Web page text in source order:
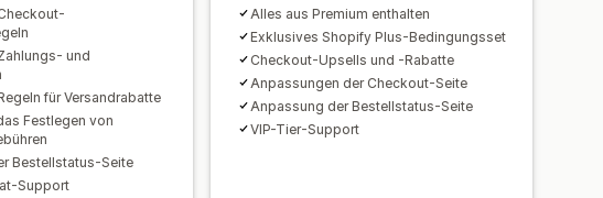
und
für Versandrabatte
Festlegen von
Bestellstatus-Seite
Support
Alles aus Premium enthalten
Exklusives Shopify Plus-Bedingungsset
Checkout-Upsells und -Rabatte
Anpassungen der Checkout-Seite
Anpassung der Bestellstatus-Seite
VIP-Tier-Support